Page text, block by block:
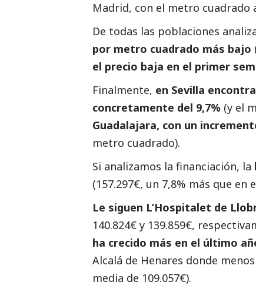
Madrid, con el metro cuadrado
De todas las poblaciones
por metro cuadrado más bajo
el precio baja en el primer
Finalmente, en Sevilla
concretamente del 9,7% (y el
Guadalajara, con un
metro cuadrado).
Si analizamos la financiación, la
(157.297€, un 7,8% más que en
Le siguen L’Hospitalet de
140.824€ y 139.859€,
ha crecido más en el último
Alcalá de Henares donde
media de 109.057€).